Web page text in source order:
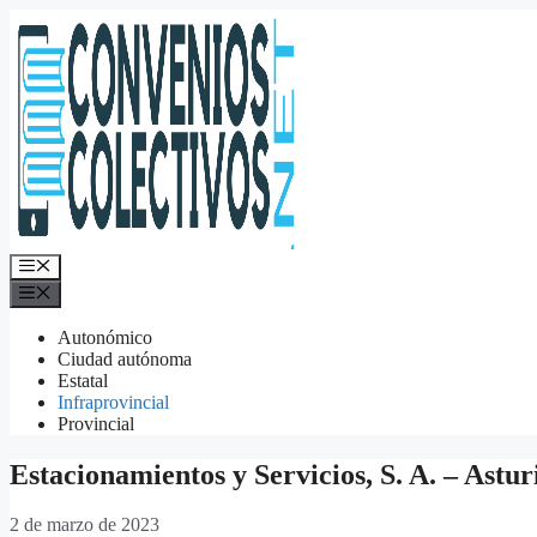
al
contenido
Menú
Autonómico
Ciudad autónoma
Estatal
Infraprovincial
Provincial
Estacionamientos y Servicios, S. A. –
2 de marzo de 2023